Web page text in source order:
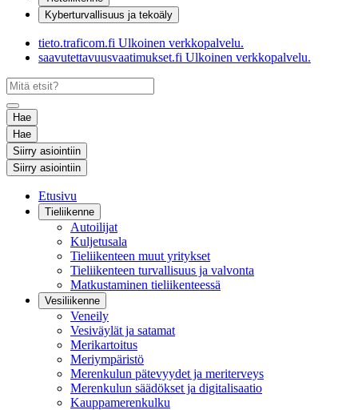
Kyberturvallisuus ja tekoäly
tieto.traficom.fi Ulkoinen verkkopalvelu.
saavutettavuusvaatimukset.fi Ulkoinen verkkopalvelu.
Hae
Hae
Siirry asiointiin
Siirry asiointiin
Etusivu
Tieliikenne
Autoilijat
Kuljetusala
Tieliikenteen muut yritykset
Tieliikenteen turvallisuus ja valvonta
Matkustaminen tieliikenteessä
Vesiliikenne
Veneily
Vesiväylät ja satamat
Merikartoitus
Meriympäristö
Merenkulun pätevyydet ja meriterveys
Merenkulun säädökset ja digitalisaatio
Kauppamerenkulku